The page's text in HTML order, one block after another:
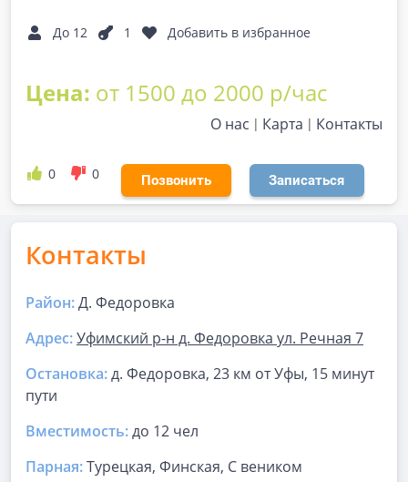
До 12 1 Добавить в избранное
Цена: от 1500 до 2000 р/час
О нас Карта Контакты
0 0 Позвонить Записаться
Контакты
Район:Д. Федоровка
Адрес:Уфимский р-н д. Федоровка ул. Речная 7
Остановка:д. Федоровка, 23 км от Уфы, 15 минут
пути
Вместимость:до 12 чел
Парная:Турецкая, Финская, С веником